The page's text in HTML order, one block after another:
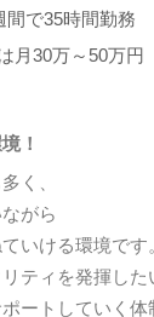
間で35時間勤務
月30万～50万円
！
く、
がら
いける環境です。
ティを発揮した
ートしていく体